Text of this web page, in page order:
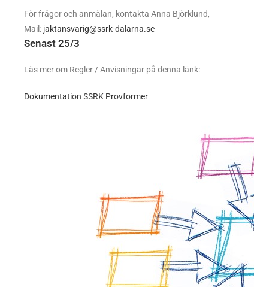
För frågor och anmälan, kontakta Anna Björklund,
Mail: jaktansvarig@ssrk-dalarna.se
Senast 25/3
Läs mer om Regler / Anvisningar på denna länk:
Dokumentation SSRK Provformer